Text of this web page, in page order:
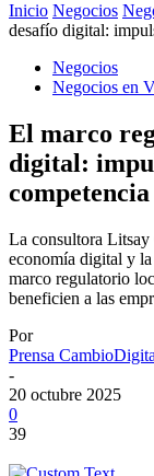
Inicio Negocios
desafío digital:
Negocios
Negocios en
El marco
digital:
competencia
La consultora Litsay
economía digital y
marco regulatorio
beneficien a las
Por
Prensa
-
20 octubre 2025
0
39